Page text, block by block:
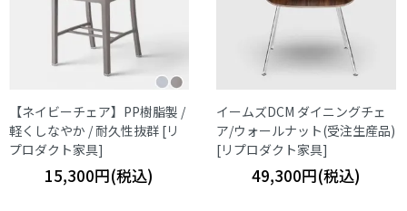
【ネイビーチェア】PP樹脂製 /
軽くしなやか / 耐久性抜群 [リ
プロダクト家具]
15,300円(税込)
イームズDCM ダイニングチェ
ア/ウォールナット(受注生産品)
[リプロダクト家具]
49,300円(税込)